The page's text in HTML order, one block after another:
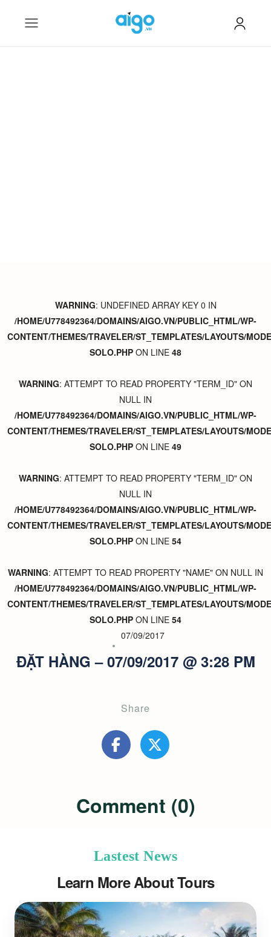
WARNING: UNDEFINED ARRAY KEY 0 IN
/HOME/U778492364/DOMAINS/AIGO.VN/PUBLIC_HTML/WP-
CONTENT/THEMES/TRAVELER/ST_TEMPLATES/LAYOUTS/
SOLO.PHP ON LINE 48
WARNING: ATTEMPT TO READ PROPERTY "TERM_ID" ON
NULL IN
/HOME/U778492364/DOMAINS/AIGO.VN/PUBLIC_HTML/WP-
CONTENT/THEMES/TRAVELER/ST_TEMPLATES/LAYOUTS/
SOLO.PHP ON LINE 49
WARNING: ATTEMPT TO READ PROPERTY "TERM_ID" ON
NULL IN
/HOME/U778492364/DOMAINS/AIGO.VN/PUBLIC_HTML/WP-
CONTENT/THEMES/TRAVELER/ST_TEMPLATES/LAYOUTS/
SOLO.PHP ON LINE 54
WARNING: ATTEMPT TO READ PROPERTY "NAME" ON NULL IN
/HOME/U778492364/DOMAINS/AIGO.VN/PUBLIC_HTML/WP-
CONTENT/THEMES/TRAVELER/ST_TEMPLATES/LAYOUTS/
SOLO.PHP ON LINE 54
07/09/2017
ĐẶT HÀNG – 07/09/2017 @ 3:28 PM
Share
Comment (0)
Lastest News
Learn More About Tours